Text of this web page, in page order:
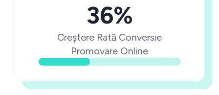
36%
Creștere Rată Conversie
Promovare Online